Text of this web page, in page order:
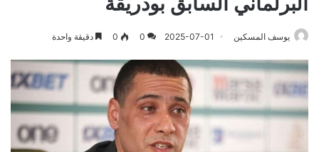
يوسف المسكين 2025-07-01
0
0 دقيقة واحدة